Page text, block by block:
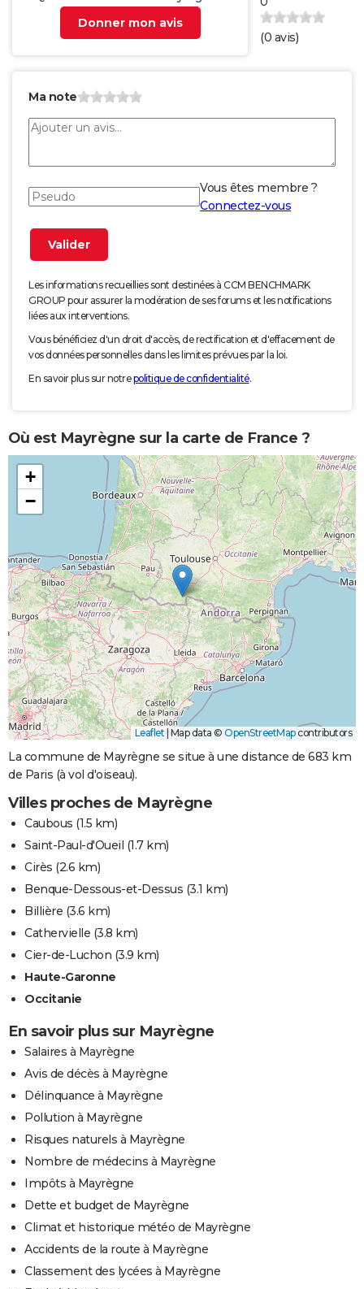
Donner mon avis
(0 avis)
Ma note
Vous êtes membre ?
Connectez-vous
Les informations recueillies sont destinées à CCM BENCHMARK
GROUP pour assurer la modération de ses forums et les notifications
liées aux interventions.
Vous bénéficiez d'un droit d'accès, de rectification et d'effacement de
vos données personnelles dans les limites prévues par la loi.
En savoir plus sur notrepolitique de confidentialité.
Où est Mayrègne sur la carte de France ?
+
−
Leaflet|Map data © OpenStreetMapcontributors
La commune de Mayrègne se situe à une distance de 683 km
de Paris (à vol d'oiseau).
Villes proches de Mayrègne
Caubous (1.5 km)
Saint-Paul-d'Oueil (1.7 km)
Cirès (2.6 km)
Benque-Dessous-et-Dessus (3.1 km)
Billière (3.6 km)
Cathervielle (3.8 km)
Cier-de-Luchon (3.9 km)
Haute-Garonne
Occitanie
En savoir plus sur Mayrègne
Salaires à Mayrègne
Avis de décès à Mayrègne
Délinquance à Mayrègne
Pollution à Mayrègne
Risques naturels à Mayrègne
Nombre de médecins à Mayrègne
Impôts à Mayrègne
Dette et budget de Mayrègne
Climat et historique météo de Mayrègne
Accidents de la route à Mayrègne
Classement des lycées à Mayrègne